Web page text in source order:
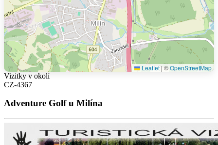
Leaflet | ©OpenStreetMap
Vizitky v okolí
CZ-4367
Adventure Golf u Milína